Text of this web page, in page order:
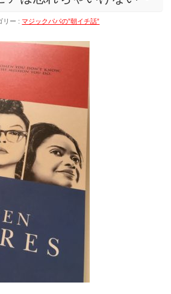
リー :マジックパパの”朝イチ話”